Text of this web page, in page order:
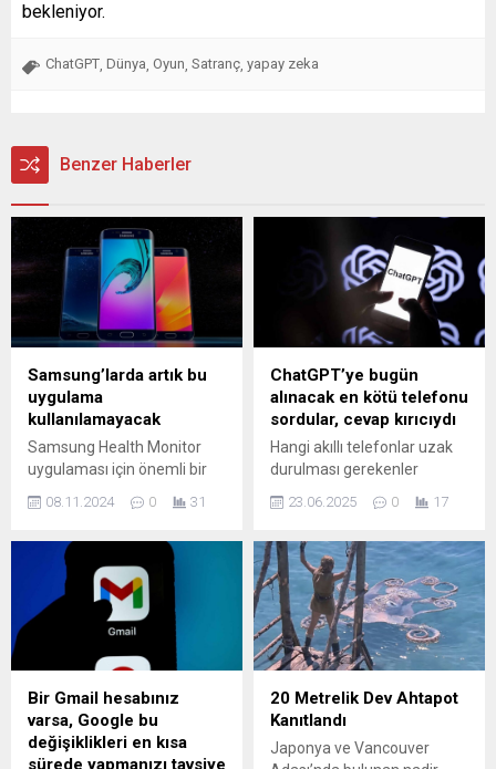
bekleniyor.
ChatGPT, Dünya, Oyun, Satranç, yapay zeka
Benzer Haberler
Samsung’larda artık bu
uygulama
kullanılamayacak
Samsung Health Monitor
uygulaması için önemli bir
yapıldı. Yeni özellikler ve
daha iyi takip edin. Detaylar
için makalemizi ziyaret edin!
08.11.2024 0 31
ChatGPT’ye bugün
alınacak en kötü telefonu
sordular, cevap kırıcıydı
Hangi akıllı telefonlar uzak
durulması gerekenler
ChatGPT'nin verdiği cevap
gündem oldu. Kullanıcı
yorumları, teknik analizler ve
gerçek performans verilerini
değerlendiren yapay zekâ,
bugünün şartlarında
alınabilecek en kötü
telefonu açıkladı.
23.06.2025 0 17
Bir Gmail hesabınız
varsa, Google bu
değişiklikleri en kısa
sürede yapmanızı tavsiye
20 Metrelik Dev Ahtapot
Kanıtlandı
Japonya ve Vancouver